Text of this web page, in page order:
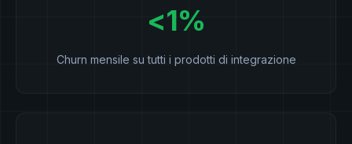
<1%
Churn mensile su tutti i prodotti di integrazione